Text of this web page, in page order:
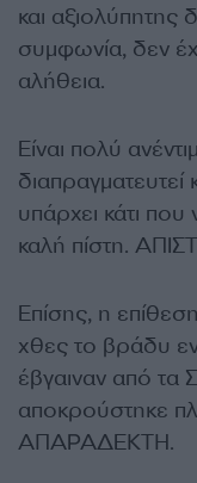
και αξιολύπητης
συμφωνία, δεν
αλήθεια.
Είναι πολύ
διαπραγματευτεί
υπάρχει κάτι
καλή πίστη.
Επίσης, η
χθες το βράδυ
έβγαιναν από τα
αποκρούστηκε
ΑΠΑΡΑΔΕΚΤΗ.